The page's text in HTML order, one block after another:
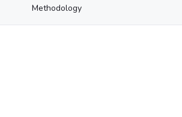
Methodology